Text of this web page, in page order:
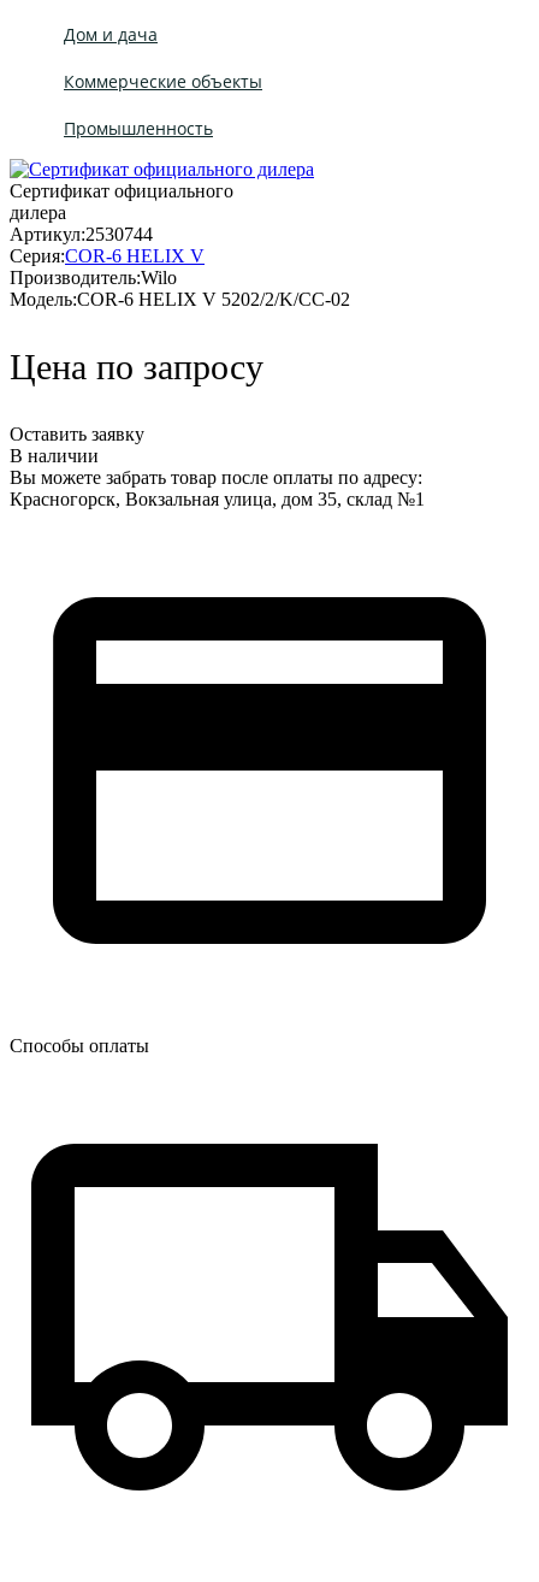
Дом и дача
Коммерческие объекты
Промышленность
Сертификат официального
дилера
Артикул:2530744
Серия:COR-6 HELIX V
Производитель:Wilo
Модель:COR-6 HELIX V 5202/2/K/CC-02
Цена по запросу
Оставить заявку
В наличии
Вы можете забрать товар после оплаты по адресу:
Красногорск, Вокзальная улица, дом 35, склад №1
Способы оплаты